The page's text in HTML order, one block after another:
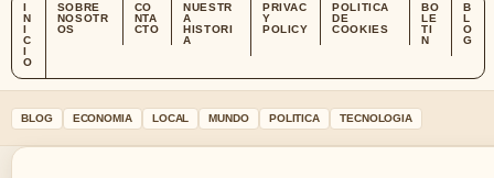
I
N
I
C
I
O
SOBRE
NOSOTR
OS
CO
NTA
CTO
NUESTR
A
HISTORI
A
PRIVAC
Y
POLICY
POLITICA
DE
COOKIES
BO
LE
TI
N
B
L
O
G
BLOG ECONOMIA LOCAL MUNDO POLITICA TECNOLOGIA